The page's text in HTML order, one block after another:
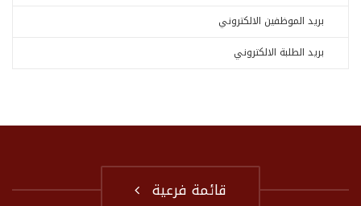
بريد الموظفين الالكتروني
بريد الطلبة الالكتروني
قائمة فرعية